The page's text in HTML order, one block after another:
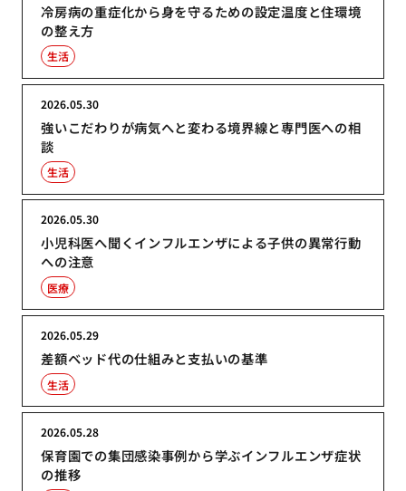
冷房病の重症化から身を守るための設定温度と住環境
の整え方
生活
強いこだわりが病気へと変わる境界線と専門医への相
談
2026.05.30
生活
小児科医へ聞くインフルエンザによる子供の異常行動
への注意
2026.05.30
医療
差額ベッド代の仕組みと支払いの基準
2026.05.29
生活
保育園での集団感染事例から学ぶインフルエンザ症状
の推移
2026.05.28